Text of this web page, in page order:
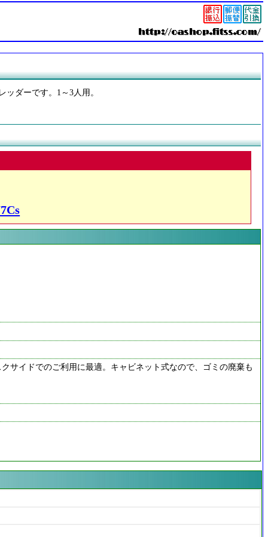
ダーです。1～3人用。
サイドでのご利用に最適。キャビネット式なので、ゴミの廃棄も